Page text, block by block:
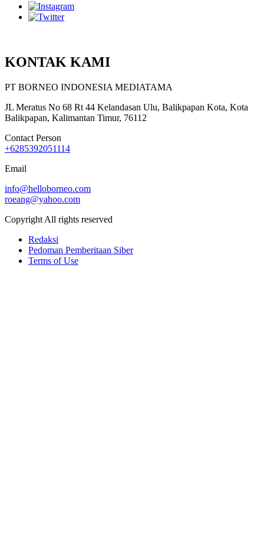
KONTAK KAMI
PT BORNEO INDONESIA MEDIATAMA
JL Meratus No 68 Rt 44 Kelandasan Ulu, Balikpapan Kota, Kota
Balikpapan, Kalimantan Timur, 76112
Contact Person
+6285392051114
Email
info@helloborneo.com
roeang@yahoo.com
Copyright All rights reserved
Redaksi
Pedoman Pemberitaan Siber
Terms of Use